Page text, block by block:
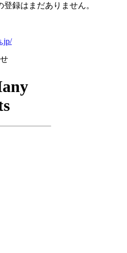
録はまだありません。